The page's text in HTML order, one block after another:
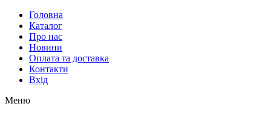
Головна
Каталог
Про нас
Новини
Оплата та доставка
Контакти
Вхiд
Меню